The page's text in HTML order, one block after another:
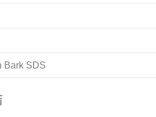
Bark SDS